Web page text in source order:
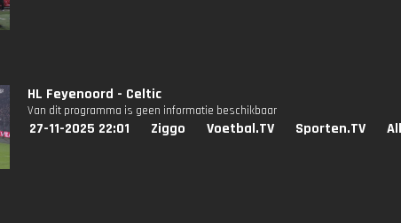
HL Feyenoord - Celtic
Van dit programma is geen informatie beschikbaar
27-11-2025 22:01 Ziggo Voetbal.TV Sporten.TV